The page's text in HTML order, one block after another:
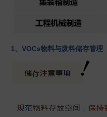
1、VOCs物料与废料储存管理